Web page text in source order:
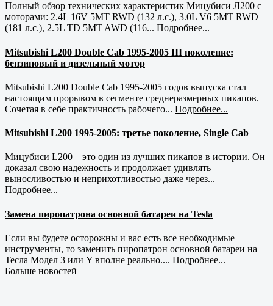
Полный обзор технических характеристик Мицубиси Л200 с
моторами: 2.4L 16V 5MT RWD (132 л.с.), 3.0L V6 5MT RWD
(181 л.с.), 2.5L TD 5MT AWD (116... Подробнее...
Mitsubishi L200 Double Cab 1995-2005 III поколение:
бензиновый и дизельный мотор
Mitsubishi L200 Double Cab 1995-2005 годов выпуска стал
настоящим прорывом в сегменте среднеразмерных пикапов.
Сочетая в себе практичность рабочего... Подробнее...
Mitsubishi L200 1995-2005: третье поколение, Single Cab
Мицубиси L200 – это один из лучших пикапов в истории. Он
доказал свою надежность и продолжает удивлять
выносливостью и неприхотливостью даже через...
Подробнее...
Замена пиропатрона основной батареи на Tesla
Если вы будете осторожны и вас есть все необходимые
инструменты, то заменить пиропатрон основной батареи на
Тесла Модел 3 или Y вполне реально.... Подробнее...
Больше новостей